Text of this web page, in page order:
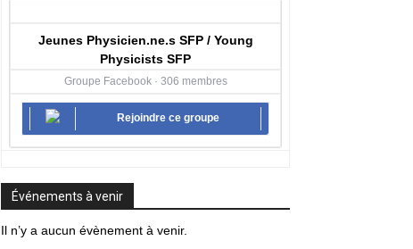
Jeunes Physicien.ne.s SFP / Young
Physicists SFP
Groupe Facebook · 306 membres
Rejoindre ce groupe
Événements à venir
Il n’y a aucun évènement à venir.